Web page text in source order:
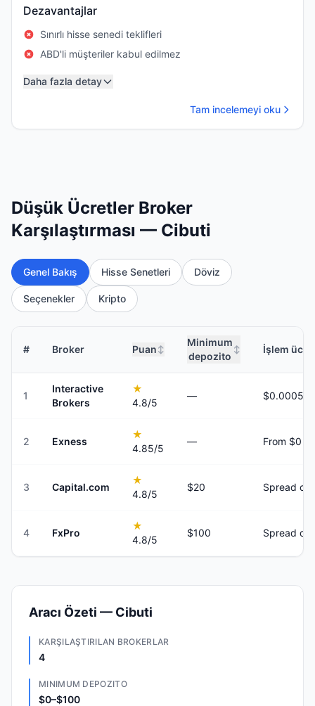
Dezavantajlar
Sınırlı hisse senedi teklifleri
ABD'li müşteriler kabul edilmez
Daha fazla detay
Tam incelemeyi oku
Düşük Ücretler Broker
Karşılaştırması — Cibuti
Genel Bakış Hisse Senetleri Döviz
Seçenekler Kripto
# Broker Puan ↕
Minimum
depozito
↕ İşlem
1
Interactive
Brokers
★
4.8/5
—
2 Exness
★
4.85/5
— From $0
3 Capital.com
★
4.8/5
$20 Spread
4 FxPro
★
4.8/5
$100 Spread
Aracı Özeti — Cibuti
KARŞILAŞTIRILAN BROKERLAR
4
MINIMUM DEPOZITO
$0–$100